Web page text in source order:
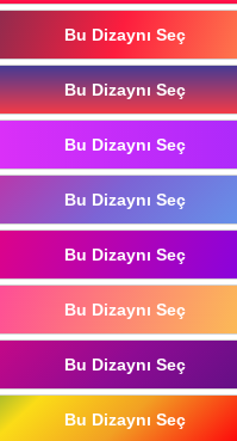
Bu Dizaynı Seç
Bu Dizaynı Seç
Bu Dizaynı Seç
Bu Dizaynı Seç
Bu Dizaynı Seç
Bu Dizaynı Seç
Bu Dizaynı Seç
Bu Dizaynı Seç